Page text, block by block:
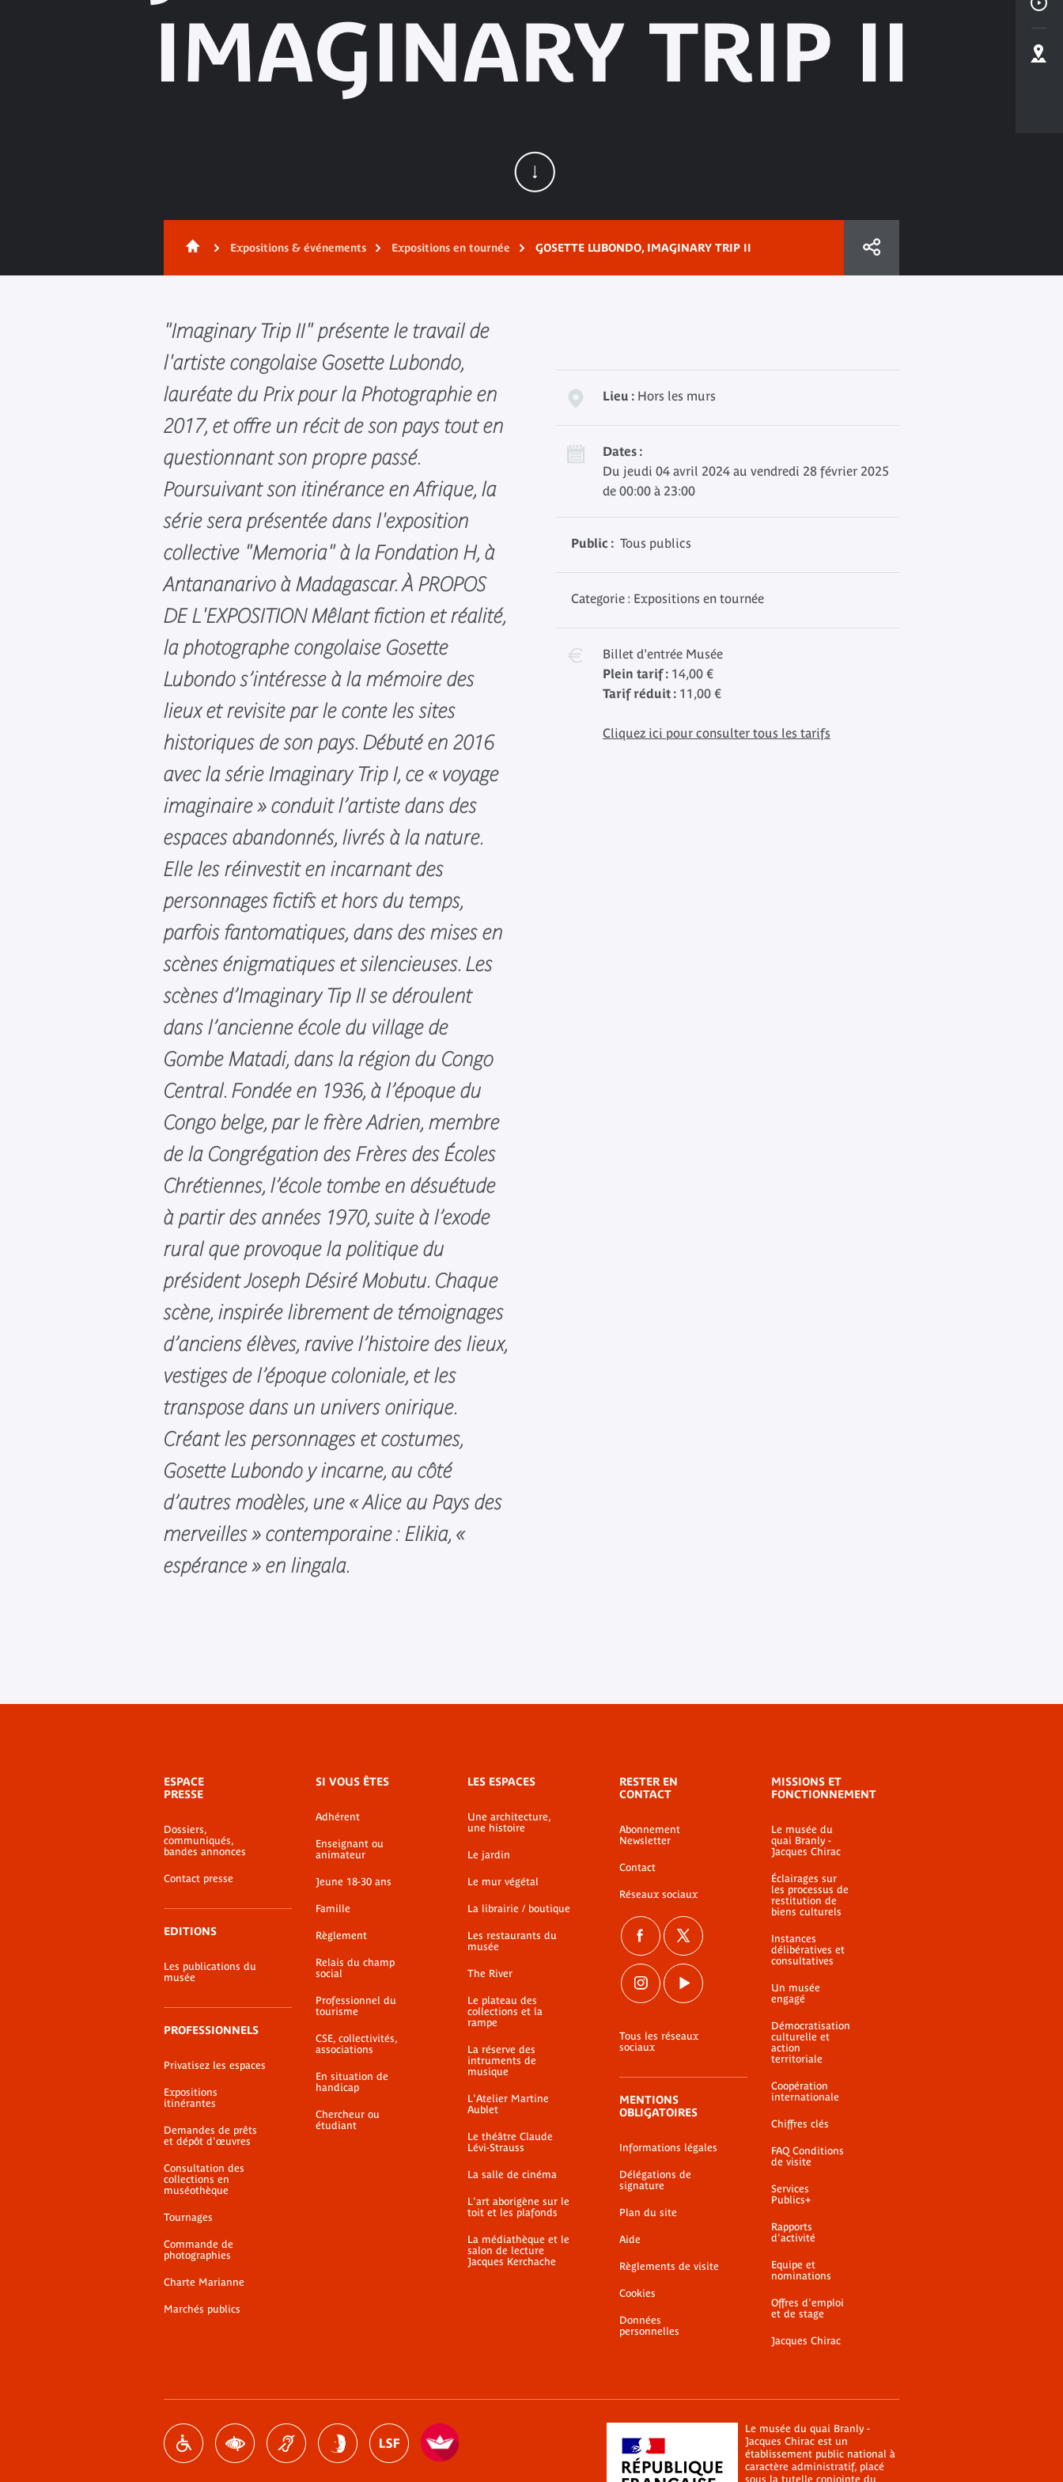
IMAGINARY TRIP II
Expositions & événements Expositions en tournée GOSETTE LUBONDO, IMAGINARY TRIP II
"Imaginary Trip II" présente le travail de
l'artiste congolaise Gosette Lubondo,
lauréate du Prix pour la Photographie en
2017, et offre un récit de son pays tout en
questionnant son propre passé.
Poursuivant son itinérance en Afrique, la
série sera présentée dans l'exposition
collective "Memoria" à la Fondation H, à
Antananarivo à Madagascar. À PROPOS
DE L'EXPOSITION Mêlant fiction et réalité,
la photographe congolaise Gosette
Lubondo s’intéresse à la mémoire des
lieux et revisite par le conte les sites
historiques de son pays. Débuté en 2016
avec la série Imaginary Trip I, ce « voyage
imaginaire » conduit l’artiste dans des
espaces abandonnés, livrés à la nature.
Elle les réinvestit en incarnant des
personnages fictifs et hors du temps,
parfois fantomatiques, dans des mises en
scènes énigmatiques et silencieuses. Les
scènes d’Imaginary Tip II se déroulent
dans l’ancienne école du village de
Gombe Matadi, dans la région du Congo
Central. Fondée en 1936, à l’époque du
Congo belge, par le frère Adrien, membre
de la Congrégation des Frères des Écoles
Chrétiennes, l’école tombe en désuétude
à partir des années 1970, suite à l’exode
rural que provoque la politique du
président Joseph Désiré Mobutu. Chaque
scène, inspirée librement de témoignages
d’anciens élèves, ravive l’histoire des lieux,
vestiges de l’époque coloniale, et les
transpose dans un univers onirique.
Créant les personnages et costumes,
Gosette Lubondo y incarne, au côté
d’autres modèles, une « Alice au Pays des
merveilles » contemporaine : Elikia, «
espérance » en lingala.
Lieu : Hors les murs
Dates :
Du jeudi 04 avril 2024 au vendredi 28 février 2025
de 00:00 à 23:00
Public : Tous publics
Categorie : Expositions en tournée
Billet d'entrée Musée
Plein tarif : 14,00 €
Tarif réduit : 11,00 €
Cliquez ici pour consulter tous les tarifs
de
bas-
page
ESPACE
PRESSE
Dossiers,
communiqués,
bandes annonces
Contact presse
EDITIONS
Les publications du
musée
PROFESSIONNELS
Privatisez les espaces
Expositions
itinérantes
Demandes de prêts
et dépôt d'œuvres
Consultation des
collections en
muséothèque
Tournages
Commande de
photographies
Charte Marianne
Marchés publics
SI VOUS ÊTES
Adhérent
Enseignant ou
animateur
Jeune 18-30 ans
Famille
Règlement
Relais du champ
social
Professionnel du
tourisme
CSE, collectivités,
associations
En situation de
handicap
Chercheur ou
étudiant
LES ESPACES
Une architecture,
une histoire
Le jardin
Le mur végétal
La librairie / boutique
Les restaurants du
musée
The River
Le plateau des
collections et la
rampe
La réserve des
intruments de
musique
L'Atelier Martine
Aublet
Le théâtre Claude
Lévi-Strauss
La salle de cinéma
L'art aborigène sur le
toit et les plafonds
La médiathèque et le
salon de lecture
Jacques Kerchache
RESTER EN
CONTACT
Abonnement
Newsletter
Contact
Réseaux sociaux
Tous les réseaux
sociaux
MENTIONS
OBLIGATOIRES
Informations légales
Délégations de
signature
Plan du site
Aide
Règlements de visite
Cookies
Données
personnelles
MISSIONS ET
FONCTIONNEMENT
Le musée du
quai Branly -
Jacques Chirac
Éclairages sur
les processus de
restitution de
biens culturels
Instances
délibératives et
consultatives
Un musée
engagé
Démocratisation
culturelle et
action
territoriale
Coopération
internationale
Chiffres clés
FAQ Conditions
de visite
Services
Publics+
Rapports
d'activité
Equipe et
nominations
Offres d'emploi
et de stage
Jacques Chirac
Le musée du quai Branly -
Jacques Chirac est un
établissement public national à
caractère administratif, placé
sous la tutelle conjointe du